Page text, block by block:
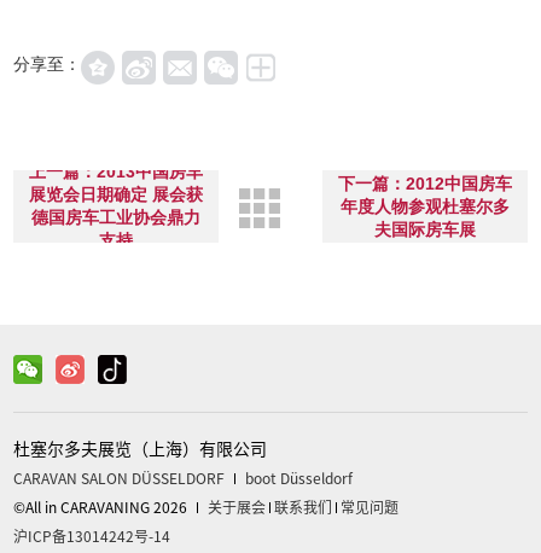
分享至：
上一篇：2013中国房车
展览会日期确定 展会获
德国房车工业协会鼎力
支持
下一篇：2012中国房车
年度人物参观杜塞尔多
夫国际房车展
杜塞尔多夫展览（上海）有限公司
CARAVAN SALON DÜSSELDORF
boot Düsseldorf
©All in CARAVANING 2026
关于展会 联系我们
常见问题
沪ICP备13014242号-14